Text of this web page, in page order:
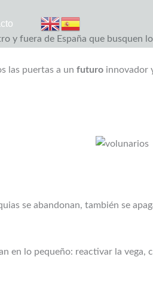
y fuera de España que busquen
las puertas a un futuro innovador
se abandonan, también se
en lo pequeño: reactivar la vega,